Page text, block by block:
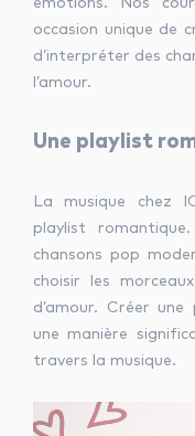
occasion unique de
d’interpréter des
l’amour.
Une playlist
La musique chez
playlist
chansons pop
choisir les
d’amour. Créer une
une manière
travers la musique.